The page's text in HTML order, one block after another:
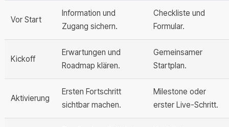
Vor Start
Information und
Zugang sichern.
Checkliste und
Formular.
Kickoff
Erwartungen und
Roadmap klären.
Gemeinsamer
Startplan.
Aktivierung
Ersten Fortschritt
sichtbar machen.
Milestone oder
erster Live-Schritt.